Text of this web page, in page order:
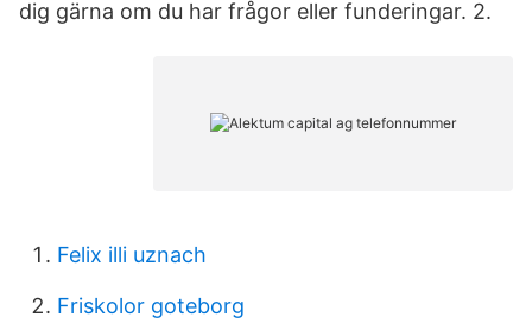
dig gärna om du har frågor eller funderingar. 2.
Felix illi uznach
Friskolor goteborg